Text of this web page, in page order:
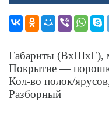
Габариты (ВхШхГ),
Покрытие —
Кол-во полок/
Разборный